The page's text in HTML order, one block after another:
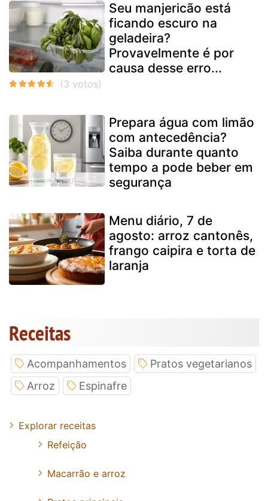
Seu manjericão está
ficando escuro na
geladeira?
Provavelmente é por
causa desse erro...
Prepara água com limão
com antecedência?
Saiba durante quanto
tempo a pode beber em
segurança
Menu diário, 7 de
agosto: arroz cantonês,
frango caipira e torta de
laranja
Receitas
Acompanhamentos
Pratos vegetarianos
Arroz
Espinafre
Explorar receitas
Refeição
Macarrão e arroz